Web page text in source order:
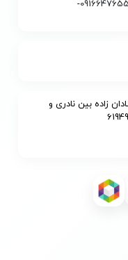
-
زاده بین نادری و